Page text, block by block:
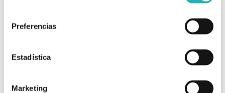
Preferencias
Estadística
Marketing